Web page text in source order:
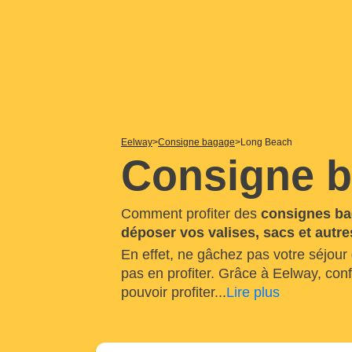
Eelway Consigne bagage Long Beach
Consigne
Comment profiter des consignes
déposer vos valises, sacs et
En effet, ne gâchez pas votre
pas en profiter. Grâce à Eelway,
pouvoir profiter...Lire plus